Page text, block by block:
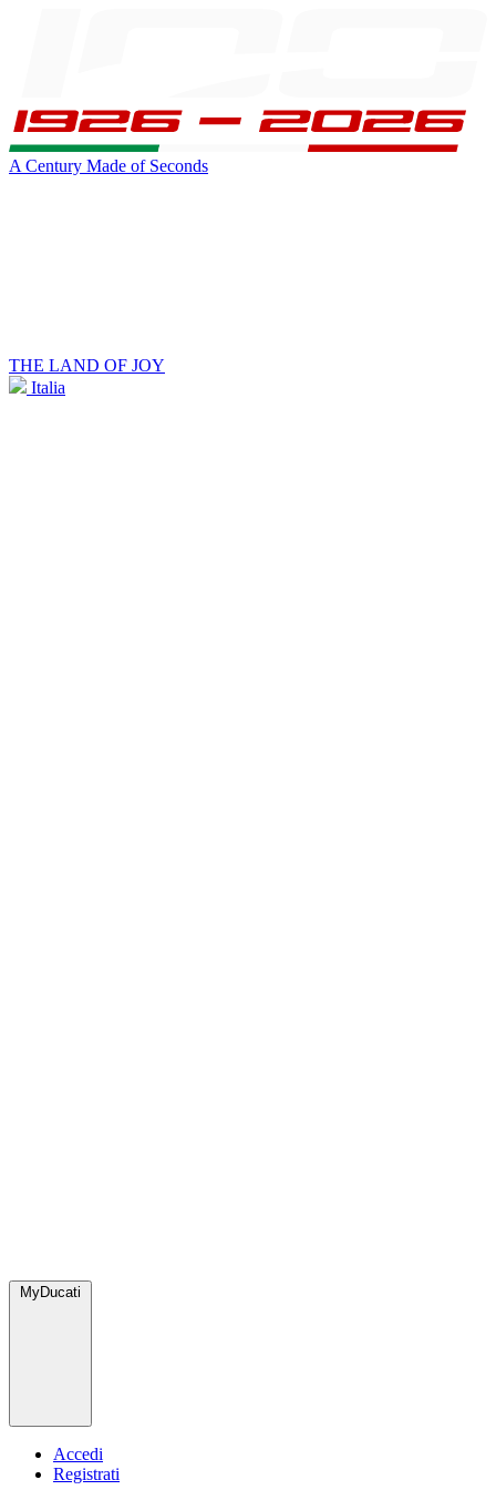
A Century Made of Seconds
THE LAND OF JOY
Italia
MyDucati
Accedi
Registrati